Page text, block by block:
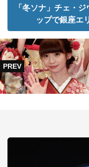
「冬ソナ」チェ・
ップで銀座エ